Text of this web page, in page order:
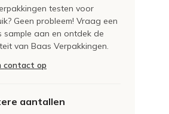
testen voor
Geen probleem! Vraag een
sample aan en ontdek de
van Baas Verpakkingen.
contact op
aantallen